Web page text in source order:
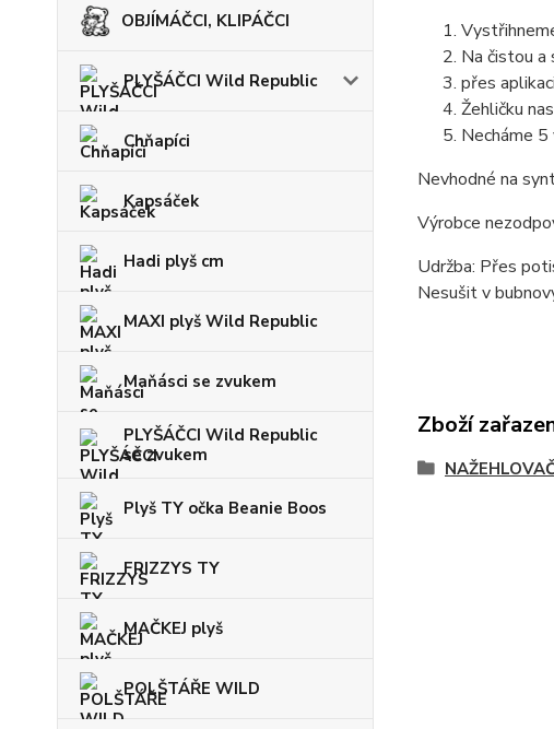
OBJÍMÁČCI, KLIPÁČCI
PLYŠÁČCI Wild Republic
Chňapíci
Kapsáček
Hadi plyš cm
MAXI plyš Wild Republic
Maňásci se zvukem
PLYŠÁČCI Wild Republic
se zvukem
Plyš TY očka Beanie Boos
FRIZZYS TY
MAČKEJ plyš
POLŠTÁŘE WILD
Na čistou a
přes
Žehličku
Necháme
Nevhodné na
Výrobce
Udržba: Přes
Nesušit v
Zboží